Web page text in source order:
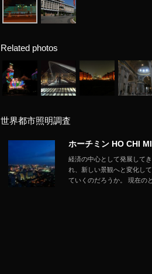
Related photos
世界都市照明調査
ホーチミン HO CHI
経済の中心として発展して
れ、新しい景観へと変化し
ていくのだろうか。 現在の